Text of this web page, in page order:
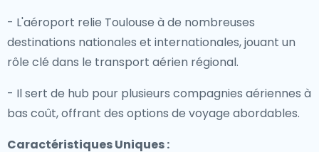
- L'aéroport relie Toulouse à de nombreuses
destinations nationales et internationales, jouant un
rôle clé dans le transport aérien régional.
- Il sert de hub pour plusieurs compagnies aériennes à
bas coût, offrant des options de voyage abordables.
Caractéristiques Uniques :